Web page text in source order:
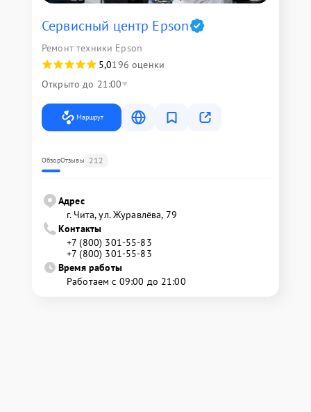
Сервисный центр Epson
Ремонт техники Epson
5,0196 оценки
Открыто до 21:00
Маршрут
ОбзорОтзывы 212
Адрес
г. Чита, ул. Журавлёва, 79
Контакты
+7 (800) 301-55-83
+7 (800) 301-55-83
Время работы
Работаем с 09:00 до 21:00